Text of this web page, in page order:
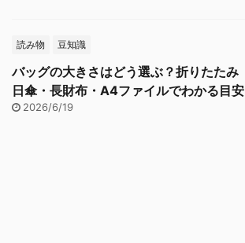
読み物 豆知識
バッグの大きさはどう選ぶ？折りたたみ
日傘・長財布・A4ファイルでわかる目安
2026/6/19